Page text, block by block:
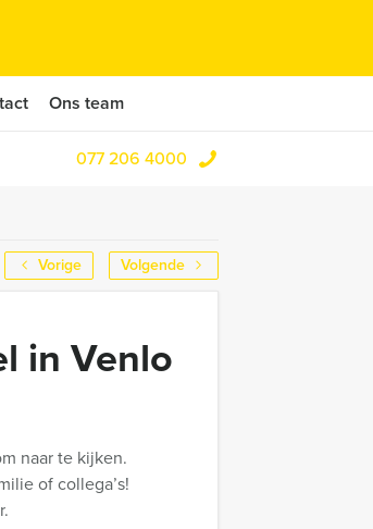
Ons team
077 206 4000
Vorige
Volgende
in Venlo
naar te kijken.
of collega’s!